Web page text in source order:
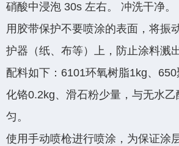
硝酸中浸泡 30s 左右。 冲洗干净。
用胶带保护不要喷涂的表面，将振
护器（纸、布等）上，防止涂料溅出
配料如下：6101环氧树脂1kg、
化铬0.2kg、滑石粉少量，与无水
匀。
使用手动喷枪进行喷涂，为保证涂